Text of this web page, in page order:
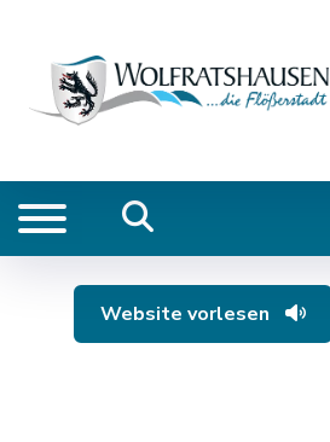
Website vorlesen